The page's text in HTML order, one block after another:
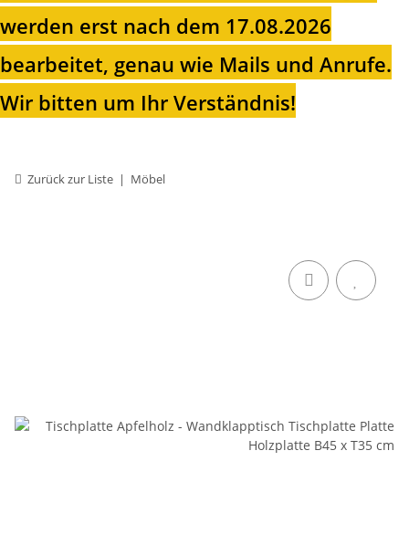
werden erst nach dem 17.08.2026
bearbeitet, genau wie Mails und Anrufe.
Wir bitten um Ihr Verständnis!
Zurück zur Liste Möbel